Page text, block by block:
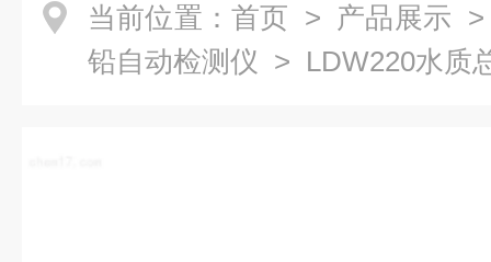
当前位置： 首页 > 产品展示
铅自动检测仪 > LDW220水质